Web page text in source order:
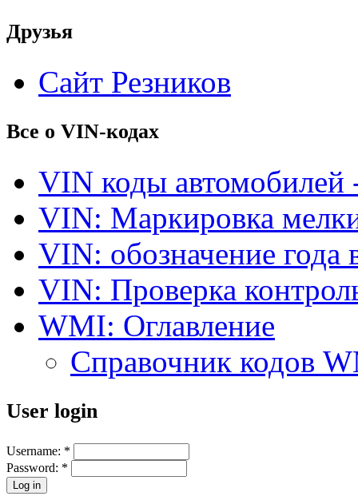
Друзья
Сайт Резников
Все о VIN-кодах
VIN коды автомобилей
VIN: Маркировка
VIN: обозначение года
VIN: Проверка
WMI: Оглавление
Справочник кодов
User login
Username: *
Password: *